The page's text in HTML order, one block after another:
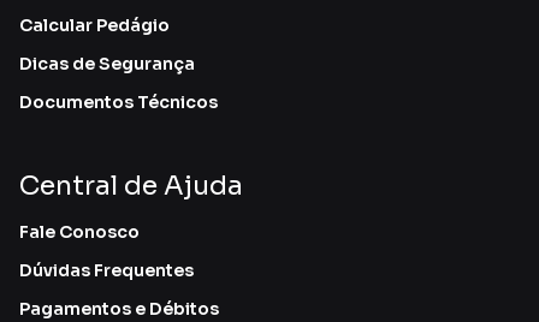
Calcular Pedágio
Dicas de Segurança
Documentos Técnicos
Central de Ajuda
Fale Conosco
Dúvidas Frequentes
Pagamentos e Débitos